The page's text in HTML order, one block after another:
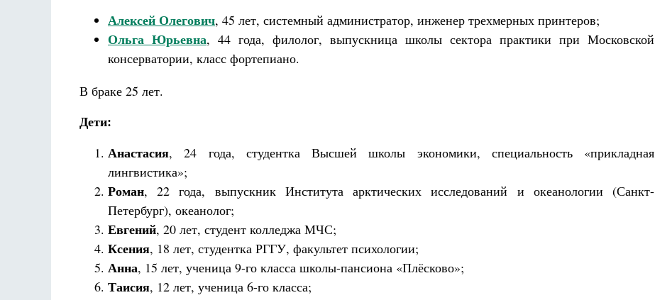
Алексей Олегович, 45 лет, системный администратор, инженер трехмерных принтеров;
Ольга Юрьевна, 44 года, филолог, выпускница школы сектора практики при Московской
консерватории, класс фортепиано.
В браке 25 лет.
Дети:
Анастасия, 24 года, студентка Высшей школы экономики, специальность «прикладная
лингвистика»;
Роман, 22 года, выпускник Института арктических исследований и океанологии (Санкт-
Петербург), океанолог;
Евгений, 20 лет, студент колледжа МЧС;
Ксения, 18 лет, студентка РГГУ, факультет психологии;
Анна, 15 лет, ученица 9-го класса школы-пансиона «Плёсково»;
Таисия, 12 лет, ученица 6-го класса;